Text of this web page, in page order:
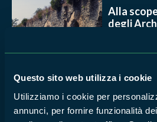
Questo sito web utilizza i cookie
Utilizziamo i cookie per
annunci, per fornire funzionalità
Alla
degli
2026
PARCO